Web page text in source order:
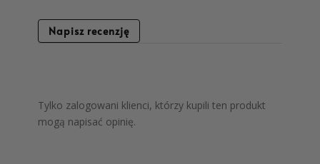
Napisz recenzję
Tylko zalogowani klienci, którzy kupili ten produkt
mogą napisać opinię.